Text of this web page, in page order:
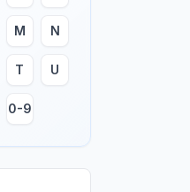
M N
T U
0-9